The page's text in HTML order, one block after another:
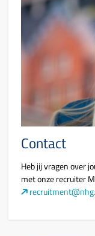
Contact
Heb jij vragen over
met onze recruiter